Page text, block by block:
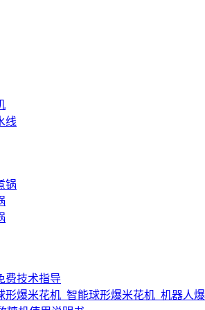
线
锅
费技术指导
形爆米花机_智能球形爆米花机_机器人